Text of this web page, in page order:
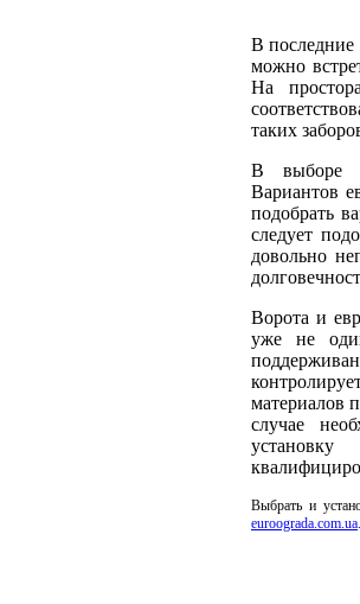
В последние
можно
На
таких
В выборе
Вариантов
подобрать
следует
довольно
Ворота и
уже не
материалов
случае
Выбрать и
euroograda.com.ua